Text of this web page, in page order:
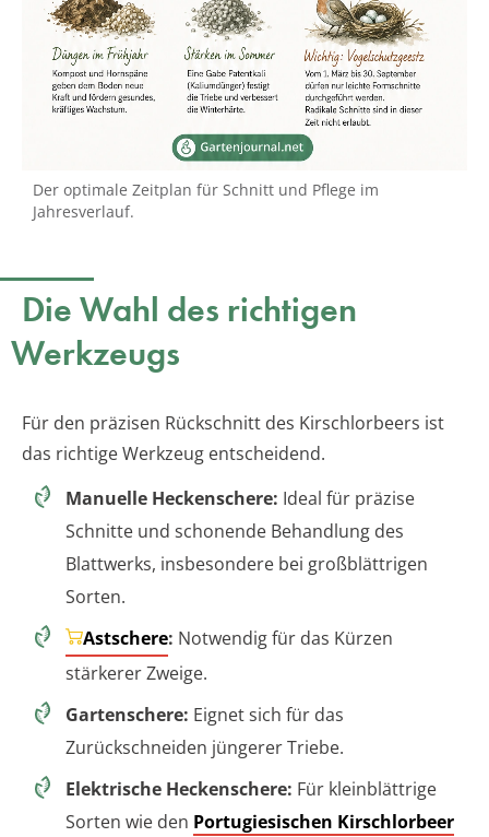
Der optimale Zeitplan für Schnitt und Pflege im
Jahresverlauf.
Die Wahl des richtigen
Werkzeugs
Für den präzisen Rückschnitt des Kirschlorbeers ist
das richtige Werkzeug entscheidend.
Manuelle Heckenschere: Ideal für präzise
Schnitte und schonende Behandlung des
Blattwerks, insbesondere bei großblättrigen
Sorten.
Astschere: Notwendig für das Kürzen
stärkerer Zweige.
Gartenschere: Eignet sich für das
Zurückschneiden jüngerer Triebe.
Elektrische Heckenschere: Für kleinblättrige
Sorten wie den Portugiesischen Kirschlorbeer